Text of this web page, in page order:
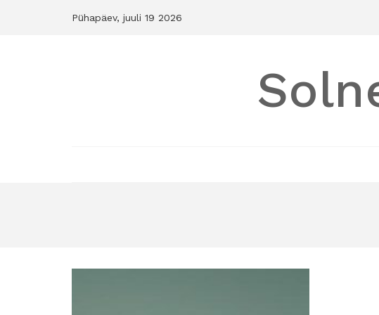
Pühapäev, juuli 19 2026